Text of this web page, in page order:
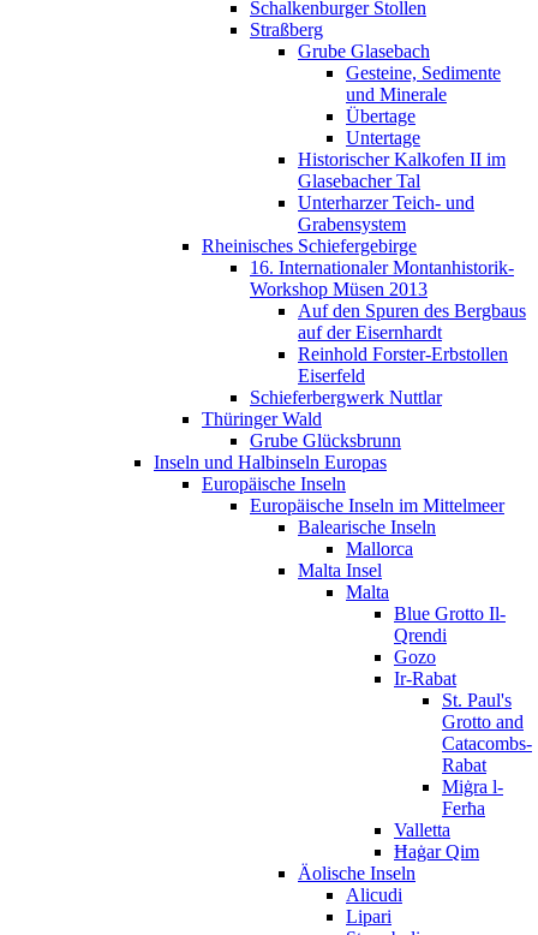
Schalkenburger Stollen
Straßberg
Grube Glasebach
Gesteine, Sedimente
und Minerale
Übertage
Untertage
Historischer Kalkofen II im
Glasebacher Tal
Unterharzer Teich- und
Grabensystem
Rheinisches Schiefergebirge
16. Internationaler Montanhistorik-
Workshop Müsen 2013
Auf den Spuren des Bergbaus
auf der Eisernhardt
Reinhold Forster-Erbstollen
Eiserfeld
Schieferbergwerk Nuttlar
Thüringer Wald
Grube Glücksbrunn
Inseln und Halbinseln Europas
Europäische Inseln
Europäische Inseln im Mittelmeer
Balearische Inseln
Mallorca
Malta Insel
Malta
Blue Grotto Il-
Qrendi
Gozo
Ir-Rabat
St. Paul's
Grotto and
Catacombs-
Rabat
Miġra l-
Ferħa
Valletta
Ħaġar Qim
Äolische Inseln
Alicudi
Lipari